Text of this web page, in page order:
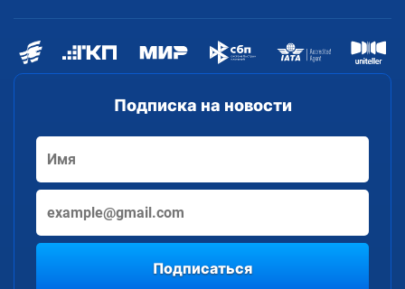
Подписка на новости
Подписаться